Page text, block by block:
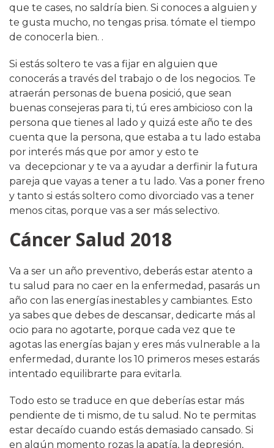
que te cases, no saldría bien. Si conoces a alguien y
te gusta mucho, no tengas prisa. tómate el tiempo
de conocerla bien. .
Si estás soltero te vas a fijar en alguien que
conocerás a través del trabajo o de los negocios. Te
atraerán personas de buena posició, que sean
buenas consejeras para ti, tú eres ambicioso con la
persona que tienes al lado y quizá este año te des
cuenta que la persona, que estaba a tu lado estaba
por interés más que por amor y esto te
va decepcionar y te va a ayudar a derfinir la futura
pareja que vayas a tener a tu lado. Vas a poner freno
y tanto si estás soltero como divorciado vas a tener
menos citas, porque vas a ser más selectivo.
Cáncer Salud 2018
Va a ser un año preventivo, deberás estar atento a
tu salud para no caer en la enfermedad, pasarás un
año con las energías inestables y cambiantes. Esto
ya sabes que debes de descansar, dedicarte más al
ocio para no agotarte, porque cada vez que te
agotas las energías bajan y eres más vulnerable a la
enfermedad, durante los 10 primeros meses estarás
intentado equilibrarte para evitarla.
Todo esto se traduce en que deberías estar más
pendiente de ti mismo, de tu salud. No te permitas
estar decaído cuando estás demasiado cansado. Si
en algún momento rozas la apatía, la depresión,